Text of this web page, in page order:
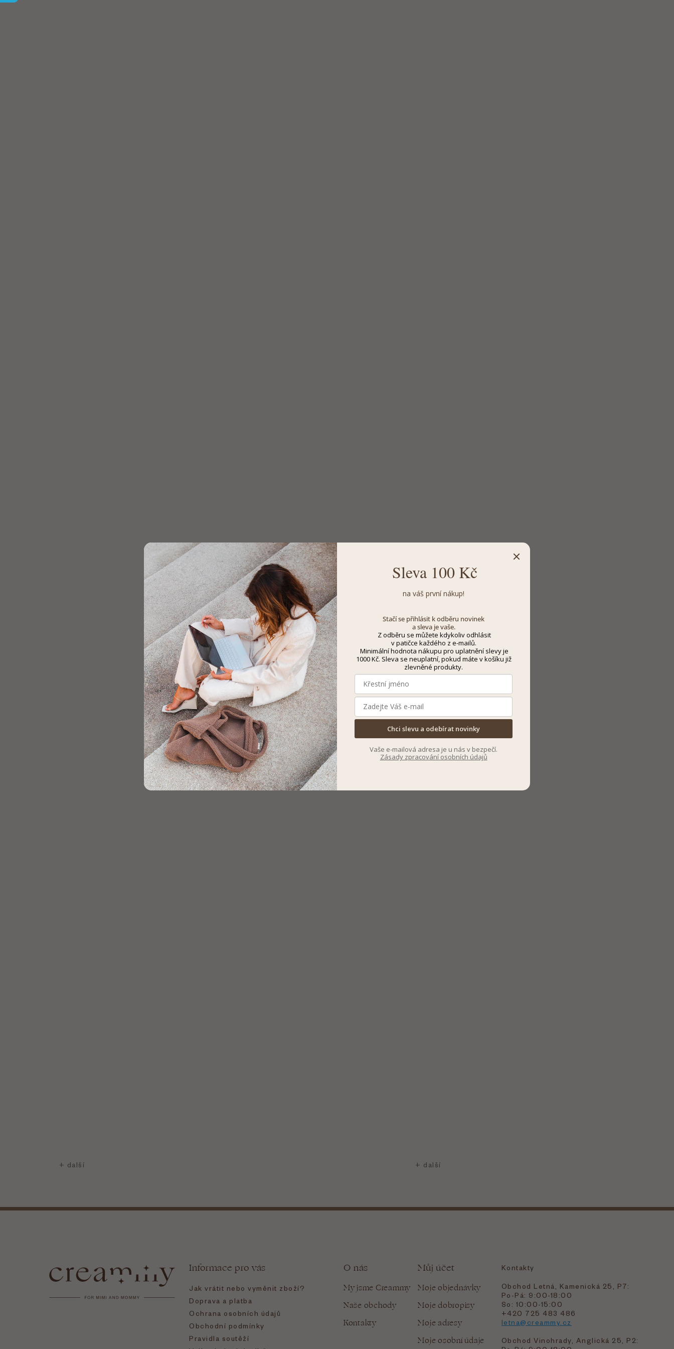
Informace pro vás
Jak vrátit nebo vyměnit zboží?
Doprava a platba
Ochrana osobních údajů
Obchodní podmínky
Pravidla soutěží
O nás
My jsme Creammy
Naše obchody
Kontakty
Můj účet
Moje objednávky
Moje dobropisy
Moje adresy
Moje osobní údaje
Kontakty
Obchod Letná, Kamenická 25, P7:
Po-Pá: 9:00-18:00
So: 10:00-15:00
+420 725 483 486
letna@creammy.cz
Obchod Vinohrady, Anglická 25, P2:
Sleva 100 Kč
na váš první nákup!
Stačí se přihlásit k odběru novinek
a sleva je vaše.
Z odběru se můžete kdykoliv odhlásit
v patičce každého z e-mailů.
Minimální hodnota nákupu pro uplatnění slevy je
1000 Kč. Sleva se neuplatní, pokud máte v košíku již
zlevněné produkty.
Chci slevu a odebírat novinky
Vaše e-mailová adresa je u nás v bezpečí.
Zásady zpracování osobních údajů